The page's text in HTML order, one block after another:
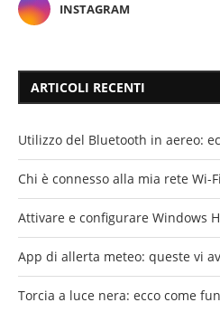
INSTAGRAM
ARTICOLI RECENTI
Utilizzo del Bluetooth in aereo:
Chi è connesso alla mia rete Wi-
Attivare e configurare Windows
App di allerta meteo: queste vi
Torcia a luce nera: ecco come